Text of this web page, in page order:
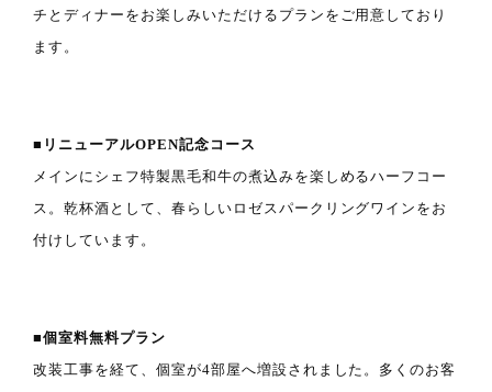
チとディナーをお楽しみいただけるプランをご用意しており
ます。
■リニューアルOPEN記念コース
メインにシェフ特製黒毛和牛の煮込みを楽しめるハーフコー
ス。乾杯酒として、春らしいロゼスパークリングワインをお
付けしています。
■個室料無料プラン
改装工事を経て、個室が4部屋へ増設されました。多くのお客